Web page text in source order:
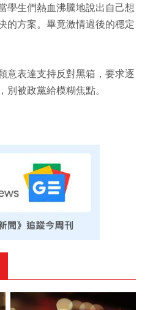
學生們熱血沸騰地說出自己想
的方案。畢竟激情過後的穩定
意表達支持反對黑箱，要求逐
被政黨給模糊焦點。